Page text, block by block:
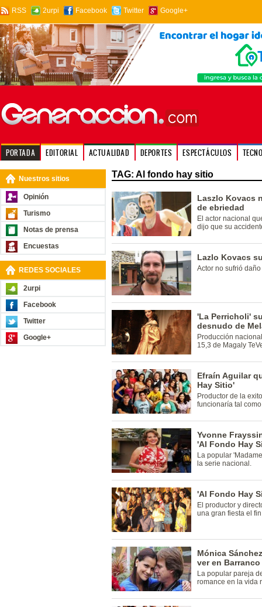
RSS 2urpi Facebook Twitter Google+
PORTADA EDITORIAL ACTUALIDAD DEPORTES ESPECTÁCULOS
Nuestros sitios
Opinión
Turismo
Notas de prensa
Encuestas
REDES SOCIALES
2urpi
Facebook
Twitter
Google+
TAG: Al fondo hay sitio
Laszlo Kovacs
de ebriedad
El actor nacional
dijo que su
Lazlo Kovacs
Actor no sufrió
'La Perricholi'
desnudo de
Producción
15,3 de Magaly
Efraín Aguilar
Hay Sitio'
Productor de la
funcionaría tal
Yvonne
'Al Fondo Hay
La popular
la serie nacional.
'Al Fondo Hay
El productor y
una gran fiesta el
Mónica
ver en Barranco
La popular pareja
romance en la vida